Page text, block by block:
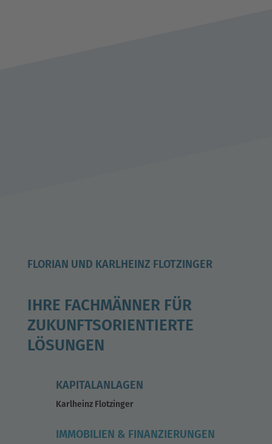
FLORIAN UND KARLHEINZ FLOTZINGER
IHRE FACHMÄNNER FÜR
ZUKUNFTSORIENTIERTE
LÖSUNGEN
KAPITALANLAGEN
Karlheinz Flotzinger
IMMOBILIEN & FINANZIERUNGEN